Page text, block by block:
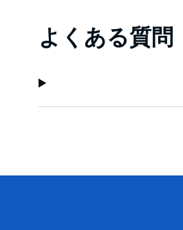
よくある質問